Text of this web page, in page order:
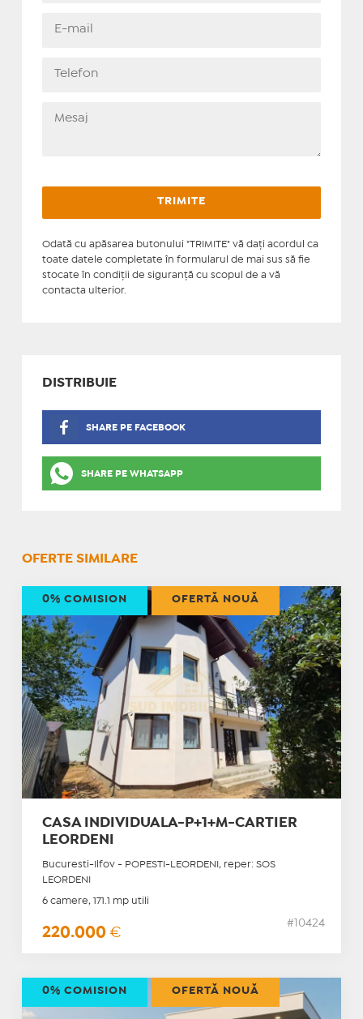
Odată cu apăsarea butonului "TRIMITE" vă daţi acordul ca
toate datele completate în formularul de mai sus să fie
stocate în condiţii de siguranţă cu scopul de a vă
contacta ulterior.
DISTRIBUIE
SHARE PE FACEBOOK
SHARE PE WHATSAPP
OFERTE SIMILARE
CASA INDIVIDUALA-P+1+M-CARTIER
LEORDENI
Bucuresti-Ilfov - POPESTI-LEORDENI, reper: SOS
LEORDENI
6 camere, 171.1 mp utili
220.000 €
#10424
0% COMISION OFERTĂ NOUĂ
0% COMISION OFERTĂ NOUĂ